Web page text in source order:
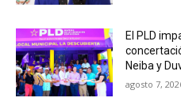
El PLD
Neiba y
agosto 7,